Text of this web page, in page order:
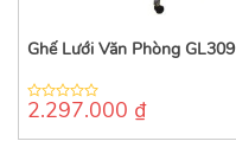
Ghế Lưới Văn Phòng GL309
0
of
2.297.000 ₫